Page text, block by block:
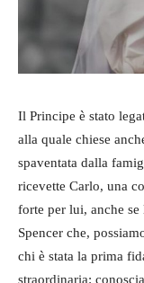
Il Principe è stato
alla quale chiese
spaventata dalla
ricevette Carlo, una
forte per lui, anche se
Spencer che,
chi è stata la prima
straordinaria: